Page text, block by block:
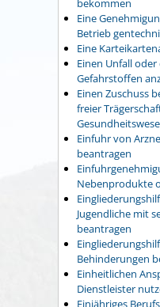
bekommen
Eine
Betrieb
Eine
Einen Unfall
Gefahrstoffen
Einen Zuschuss
freier
Einfuhr von
beantragen
Nebenprodukte
Jugendliche mit
beantragen
Behinderungen
Einheitlichen
Dienstleister
Einjähriges